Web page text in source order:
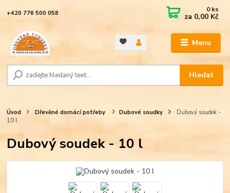
Menu
Hledat
+420 776 500 058 0ks
za 0,00 Kč
Úvod Dřevěné domácí potřeby Dubové soudky
Dubový soudek -
10 l
Dubový soudek - 10 l